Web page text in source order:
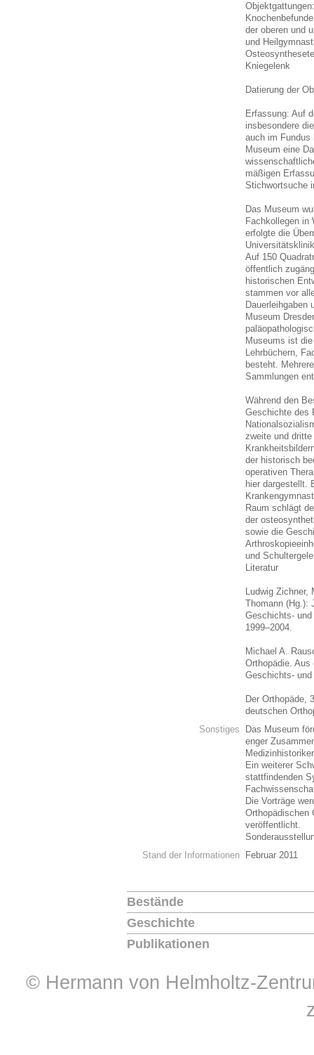
der oberen und
und
Kniegelenk
Datierung der
Erfassung: Auf
insbesondere
auch im Fundus
Museum eine
mäßigen
Stichwortsuche
Das Museum
Fachkollegen in
erfolgte die
Auf 150
öffentlich
historischen
stammen vor
Dauerleihgaben
Museum
Museums ist
Lehrbüchern,
besteht.
Sammlungen
Während den
Geschichte des
zweite und
der historisch
operativen
hier dargestellt.
Raum schlägt
der
sowie die
und
Literatur
Ludwig Zichner,
Thomann (Hg.):
Geschichts-
1999–2004.
Michael A.
Orthopädie.
Geschichts-
Der Orthopäde,
deutschen
Sonstiges
Das Museum
enger
Ein weiterer
stattfindenden
Die Vorträge
Orthopädischen
veröffentlicht.
Stand der Informationen
Februar 2011
Bestände
Geschichte
Publikationen
© Hermann von Helmholtz-